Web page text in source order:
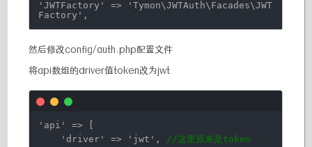
'JWTFactory'
=>
'Tymon\JWTAuth\Facades\JWT
Factory' ,
然后修改config/auth.php配置文件
将api数组的driver值token改为jwt
'api'
=> [
'driver'
=> 'jwt' ,
//这里原来是token